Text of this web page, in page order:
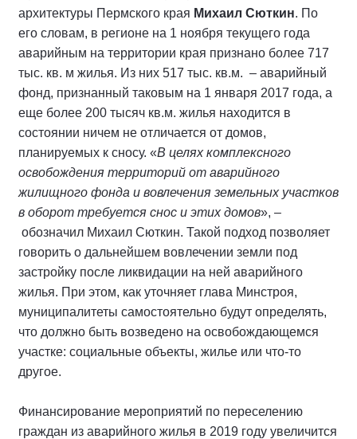
архитектуры Пермского края Михаил Сюткин. По
его словам, в регионе на 1 ноября текущего года
аварийным на территории края признано более 717
тыс. кв. м жилья. Из них 517 тыс. кв.м. – аварийный
фонд, признанный таковым на 1 января 2017 года, а
еще более 200 тысяч кв.м. жилья находится в
состоянии ничем не отличается от домов,
планируемых к сносу. «В целях комплексного
освобождения территорий от аварийного
жилищного фонда и вовлечения земельных участков
в оборот требуется снос и этих домов», –
обозначил Михаил Сюткин. Такой подход позволяет
говорить о дальнейшем вовлечении земли под
застройку после ликвидации на ней аварийного
жилья. При этом, как уточняет глава Минстроя,
муниципалитеты самостоятельно будут определять,
что должно быть возведено на освобождающемся
участке: социальные объекты, жилье или что-то
другое.
Финансирование мероприятий по переселению
граждан из аварийного жилья в 2019 году увеличится